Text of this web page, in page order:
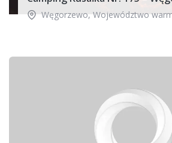
Węgorzewo, Województwo